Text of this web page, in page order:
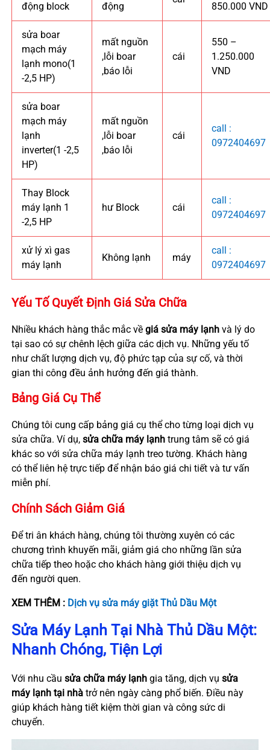
động block động 850.000 VND
sửa boar
mạch máy
lạnh mono(1
-2,5 HP)
mất nguồn
,lỗi boar
,báo lỗi
cái
550 –
1.250.000
VND
sửa boar
mạch máy
lạnh
inverter(1 -2,5
HP)
mất nguồn
,lỗi boar
,báo lỗi
cái
call :
0972404697
Thay Block
máy lạnh 1
-2,5 HP
hư Block cái
call :
0972404697
xử lý xì gas
máy lạnh
Không lạnh máy
call :
0972404697
Yếu Tố Quyết Định Giá Sửa Chữa
Nhiều khách hàng thắc mắc về giá sửa máy lạnhvà lý do
tại sao có sự chênh lệch giữa các dịch vụ. Những yếu tố
như chất lượng dịch vụ, độ phức tạp của sự cố, và thời
gian thi công đều ảnh hưởng đến giá thành.
Bảng Giá Cụ Thể
Chúng tôi cung cấp bảng giá cụ thể cho từng loại dịch vụ
sửa chữa. Ví dụ, sửa chữa máy lạnhtrung tâm sẽ có giá
khác so với sửa chữa máy lạnh treo tường. Khách hàng
có thể liên hệ trực tiếp để nhận báo giá chi tiết và tư vấn
miễn phí.
Chính Sách Giảm Giá
Để tri ân khách hàng, chúng tôi thường xuyên có các
chương trình khuyến mãi, giảm giá cho những lần sửa
chữa tiếp theo hoặc cho khách hàng giới thiệu dịch vụ
đến người quen.
XEM THÊM : Dịch vụ sửa máy giặt Thủ Dầu Một
Sửa Máy Lạnh Tại Nhà Thủ Dầu Một:
Nhanh Chóng, Tiện Lợi
Với nhu cầu sửa chữa máy lạnhgia tăng, dịch vụ sửa
máy lạnh tại nhàtrở nên ngày càng phổ biến. Điều này
giúp khách hàng tiết kiệm thời gian và công sức di
chuyển.